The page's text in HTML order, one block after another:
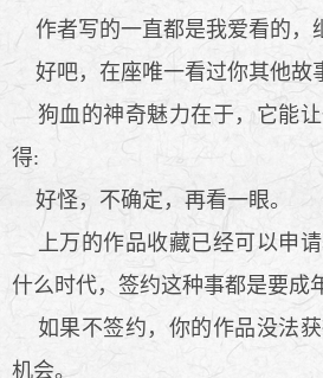
作者写的一直都是我爱看的，
好吧，在座唯一看过你其他故
狗血的神奇魅力在于，它能
得:
好怪，不确定，再看一眼。
上万的作品收藏已经可以申
什么时代，签约这种事都是要成
如果不签约，你的作品没法
机会。